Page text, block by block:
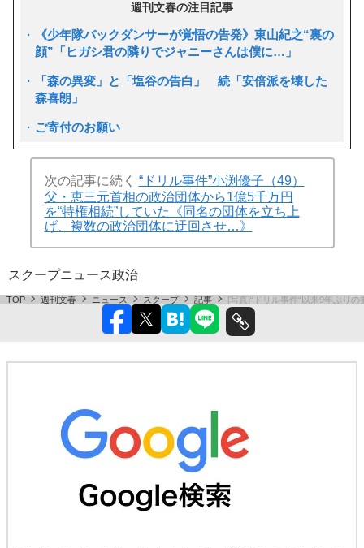
週刊文春の注目記事
《少年隊バックダンサーが覚悟の告発》東山紀之“裏の
顔”「ヒガシ君の隣りでジャニーさんは僕に…」
「森の異変」と「塩谷の告白」 続「安倍派を壊した
森喜朗」
ご寄付のお願い
次の記事に続く “ドリル事件”小渕優子（49）
父・恵三元首相の政治団体から1億5千万円
を“特権相続”していた《同名の団体を立ち上
げ、複数の政治団体に迂回させ…》
スクープニュース政治
TOP 週刊文春 ニュース スクープ 記事 [写真]“ドリル事件“以来9年ぶり